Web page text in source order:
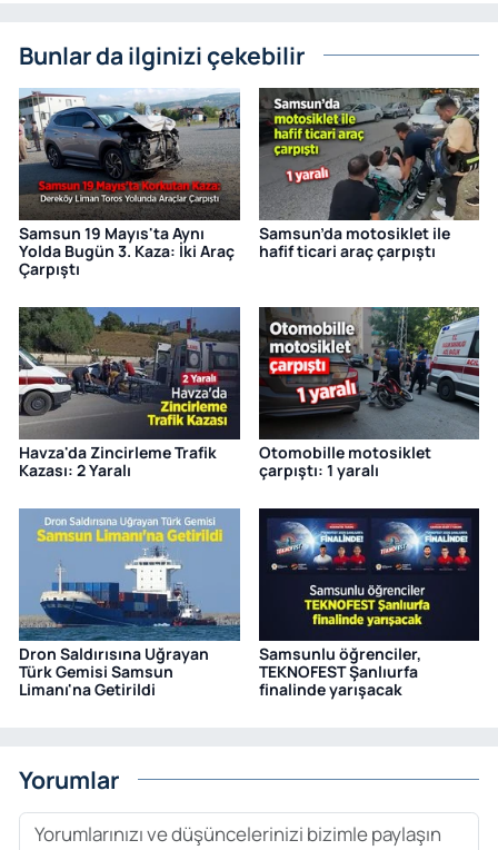
Bunlar da ilginizi çekebilir
Samsun 19 Mayıs'ta Aynı
Yolda Bugün 3. Kaza: İki Araç
Çarpıştı
Samsun’da motosiklet ile
hafif ticari araç çarpıştı
Havza'da Zincirleme Trafik
Kazası: 2 Yaralı
Otomobille motosiklet
çarpıştı: 1 yaralı
Dron Saldırısına Uğrayan
Türk Gemisi Samsun
Limanı'na Getirildi
Samsunlu öğrenciler,
TEKNOFEST Şanlıurfa
finalinde yarışacak
Yorumlar